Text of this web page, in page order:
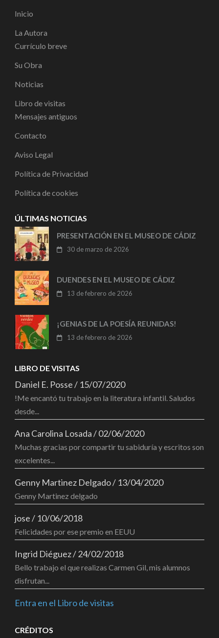
Inicio
La Autora
Currículo breve
Su Obra
Noticias
Libro de visitas
Mensajes antiguos
Contacto
Aviso Legal
Política de Privacidad
Política de cookies
ÚLTIMAS NOTICIAS
PRESENTACIÓN EN EL MUSEO DE CÁDIZ
30 de marzo de 2026
DUENDES EN EL MUSEO DE CÁDIZ
13 de febrero de 2026
¡GENIAS DE LA POESÍA REUNIDAS!
13 de febrero de 2026
LIBRO DE VISITAS
Daniel E. Posse/ 15/07/2020
!Me encantó tu trabajo en la literatura infantil. Saludos
desde...
Ana Carolina Losada/02/06/2020
Muchas gracias por compartir tu sabiduría y escritos son
excelentes...
Genny Martinez Delgado/ 13/04/2020
Genny Martinez delgado
jose/ 10/06/2018
Felicidades por ese premio en EEUU
Ingrid Diéguez/24/02/2018
Bello trabajo el que realizas Carmen Gil, mis alumnos
disfrutan...
Entra en el Libro de visitas
CRÉDITOS